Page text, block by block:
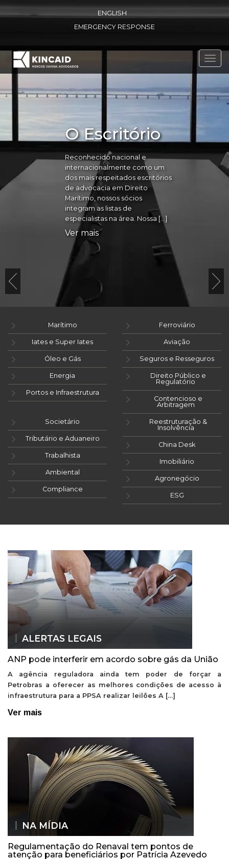
ENGLISH
EMERGENCY RESPONSE
O Escritório
Reconhecido nacional e
internacionalmente como um
dos mais respeitados escritórios
de advocacia em Direito
Marítimo, nossos sócios
integram as listas de
especialistas na área. Nossa […]
Ver mais
Marítimo
Iates e Super Iates
Óleo e Gás
Energia
Portos e Infraestrutura
Ferroviário
Aviação
Seguros e Resseguros
Direito Público e
Regulatório
Contencioso e
Arbitragem
Societário
Tributário e Aduaneiro
Trabalhista
Ambiental
Compliance
Reestruturação &
Insolvência
China Desk
Imobiliário
Agronegócio
ESG
ALERTAS LEGAIS
ANP pode interferir em acordo sobre gás da União
A agência reguladora ainda tem poder de forçar a
Petrobras a oferecer as melhores condições de acesso à
infraestrutura para a PPSA realizar leilões A […]
Ver mais
NA MÍDIA
Regulamentação do Renaval tem pontos de
atenção para beneficiários por Patrícia Azevedo